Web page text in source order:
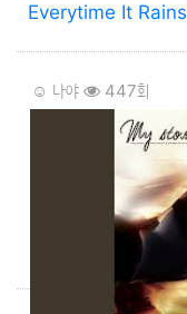
Everytime It Rains
☺️ 나야 447회